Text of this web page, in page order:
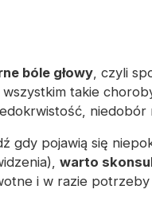
bóle głowy , czyli
takie
niedobór
gdy pojawią się
warto
i w razie